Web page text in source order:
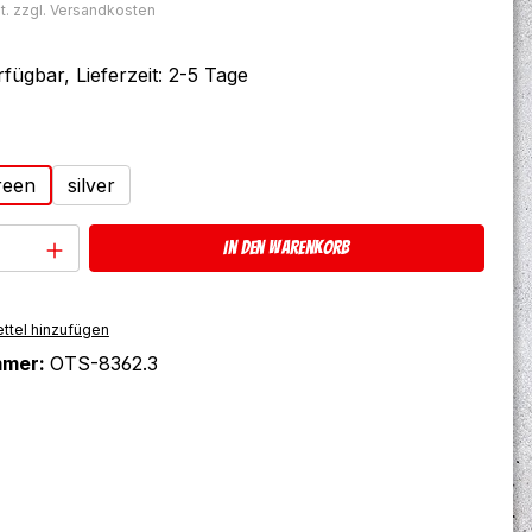
zzgl. Versandkosten
Lieferzeit: 2-5 Tage
silver
Anzahl: Gib den gewünschten Wert
In den Warenkorb
hinzufügen
OTS-8362.3